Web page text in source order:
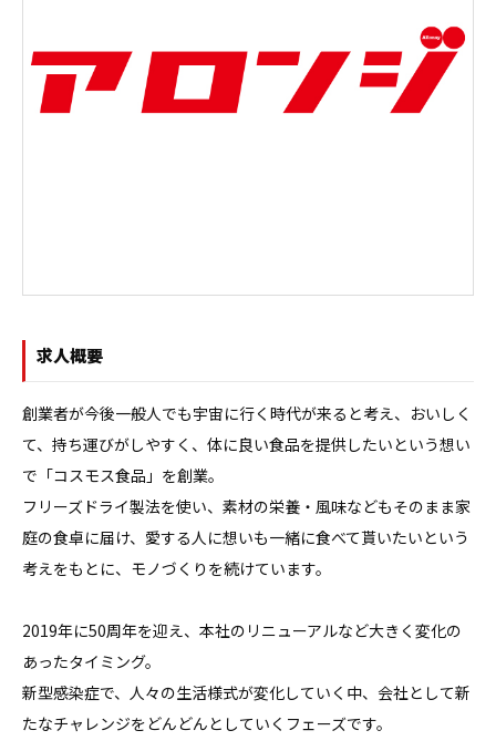
求人概要
創業者が今後一般人でも宇宙に行く時代が来ると考え、おいしく
て、持ち運びがしやすく、体に良い食品を提供したいという想い
で「コスモス食品」を創業。
フリーズドライ製法を使い、素材の栄養・風味などもそのまま家
庭の食卓に届け、愛する人に想いも一緒に食べて貰いたいという
考えをもとに、モノづくりを続けています。
2019年に50周年を迎え、本社のリニューアルなど大きく変化の
あったタイミング。
新型感染症で、人々の生活様式が変化していく中、会社として新
たなチャレンジをどんどんとしていくフェーズです。